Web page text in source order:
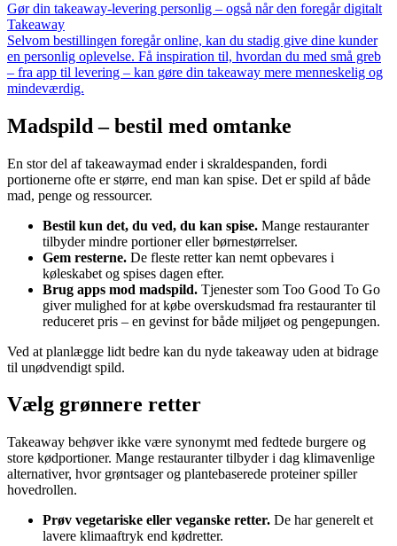
Gør din takeaway-levering personlig – også når den foregår digitalt
Takeaway
Selvom bestillingen foregår online, kan du stadig give dine kunder
en personlig oplevelse. Få inspiration til, hvordan du med små greb
– fra app til levering – kan gøre din takeaway mere menneskelig og
mindeværdig.
Madspild – bestil med omtanke
En stor del af takeawaymad ender i skraldespanden, fordi
portionerne ofte er større, end man kan spise. Det er spild af både
mad, penge og ressourcer.
Bestil kun det, du ved, du kan spise. Mange restauranter
tilbyder mindre portioner eller børnestørrelser.
Gem resterne. De fleste retter kan nemt opbevares i
køleskabet og spises dagen efter.
Brug apps mod madspild. Tjenester som Too Good To Go
giver mulighed for at købe overskudsmad fra restauranter til
reduceret pris – en gevinst for både miljøet og pengepungen.
Ved at planlægge lidt bedre kan du nyde takeaway uden at bidrage
til unødvendigt spild.
Vælg grønnere retter
Takeaway behøver ikke være synonymt med fedtede burgere og
store kødportioner. Mange restauranter tilbyder i dag klimavenlige
alternativer, hvor grøntsager og plantebaserede proteiner spiller
hovedrollen.
Prøv vegetariske eller veganske retter. De har generelt et
lavere klimaaftryk end kødretter.